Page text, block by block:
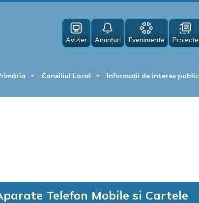
Avizier Anunțuri Evenimente Proiecte
Consiliul Local Informații de interes public
Telefon Mobile si Cartele